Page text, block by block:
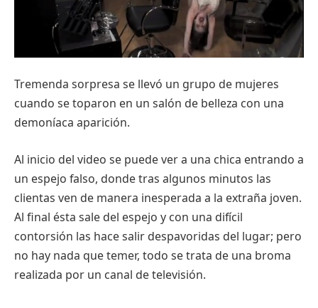
Tremenda sorpresa se llevó un grupo de mujeres
cuando se toparon en un salón de belleza con una
demoníaca aparición.
Al inicio del video se puede ver a una chica entrando a
un espejo falso, donde tras algunos minutos las
clientas ven de manera inesperada a la extraña joven.
Al final ésta sale del espejo y con una difícil
contorsión las hace salir despavoridas del lugar; pero
no hay nada que temer, todo se trata de una broma
realizada por un canal de televisión.